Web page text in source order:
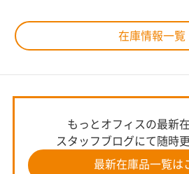
在庫情報一覧
もっとオフィスの最新
スタッフブログにて随時
最新在庫品一覧は